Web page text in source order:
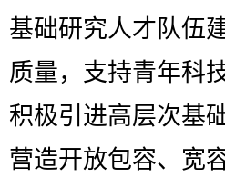
基础研究人才队伍
质量，支持青年科
积极引进高层次基
营造开放包容、宽